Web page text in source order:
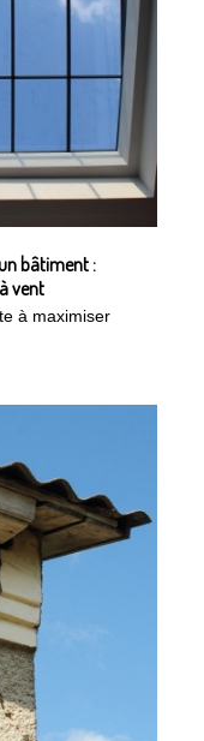
bâtiment :
vent
à maximiser